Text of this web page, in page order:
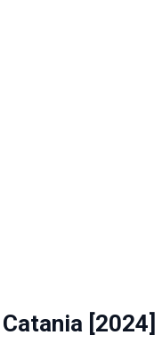
[2024]